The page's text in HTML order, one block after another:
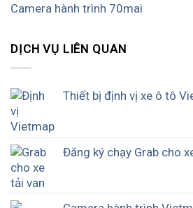
Camera hành trình 70mai
DỊCH VỤ LIÊN QUAN
Thiết bị định vị xe ô tô
Đăng ký chạy Grab cho